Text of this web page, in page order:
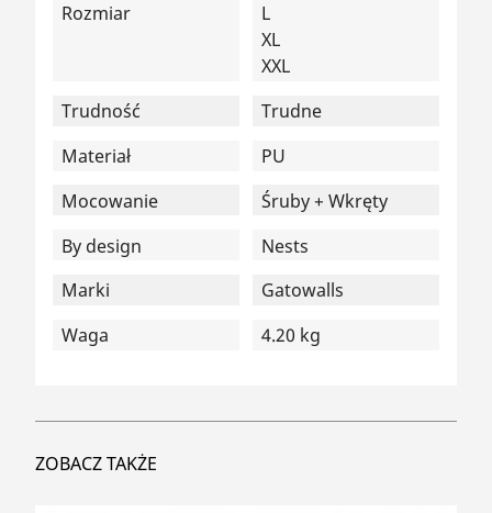
Rozmiar
L
XL
XXL
Trudność
Trudne
Materiał
PU
Mocowanie
Śruby + Wkręty
By design
Nests
Marki
Gatowalls
Waga
4.20 kg
ZOBACZ TAKŻE